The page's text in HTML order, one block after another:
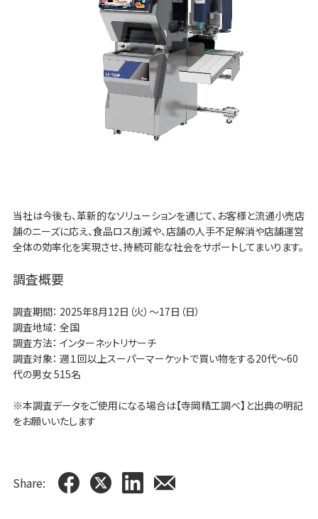
当社は今後も、革新的なソリューションを通じて、お客様と流通小売店
舗のニーズに応え、食品ロス削減や、店舗の人手不足解消や店舗運営
全体の効率化を実現させ、持続可能な社会をサポートしてまいります。
調査概要
調査期間： 2025年8月12日（火）～17日（日）
調査地域： 全国
調査方法： インターネットリサーチ
調査対象： 週１回以上スーパーマーケットで買い物をする20代～60
代の男女 515名
※本調査データをご使用になる場合は【寺岡精工調べ】と出典の明記
をお願いいたします
Share: